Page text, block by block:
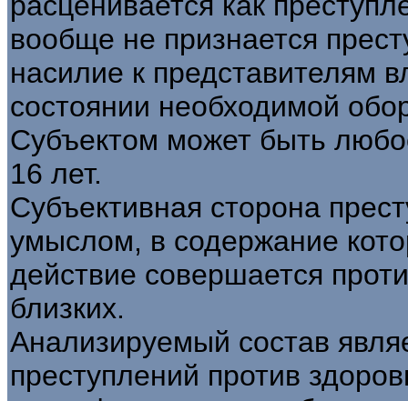
вообще не признается
насилие к представителям
состоянии необходимой
Субъектом может быть
16 лет.
Субъективная сторона
умыслом, в содержание
действие совершается
близких.
Анализируемый состав
преступлений против